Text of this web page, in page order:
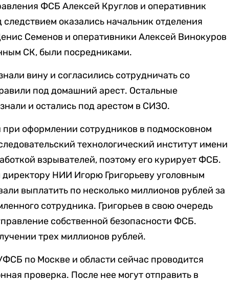
ФСБ Алексей Круглов и оперативник
оказались начальник отделения
Семенов и оперативники Алексей Винокуров
СК, были посредниками.
вину и согласились сотрудничать со
под домашний арест. Остальные
и остались под арестом в СИЗО.
оформлении сотрудников в подмосковном
технологический институт имени
взрывателей, поэтому его курирует ФСБ.
НИИ Игорю Григорьеву уголовным
выплатить по несколько миллионов рублей за
сотрудника. Григорьев в свою очередь
собственной безопасности ФСБ.
трех миллионов рублей.
по Москве и области сейчас проводится
проверка. После нее могут отправить в